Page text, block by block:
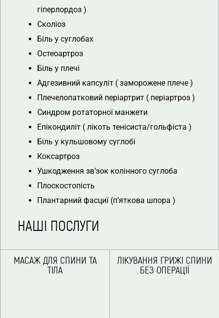
гіперлордоз )
Сколіоз
Біль у суглобах
Остеоартроз
Біль у плечі
Адгезивний капсуліт ( заморожене плече )
Плечелопатковий періартрит ( періартроз )
Синдром ротаторної манжети
Епікондиліт ( лікоть тенісиста/гольфіста )
Біль у кульшовому суглобі
Коксартроз
Ушкодження зв’зок колінного суглоба
Плоскостопість
Плантарний фасциї (п’яткова шпора )
НАШІ ПОСЛУГИ
МАСАЖ ДЛЯ СПИНИ ТА
ТІЛА
ЛІКУВАННЯ ГРИЖІ СПИНИ
БЕЗ ОПЕРАЦІЇ